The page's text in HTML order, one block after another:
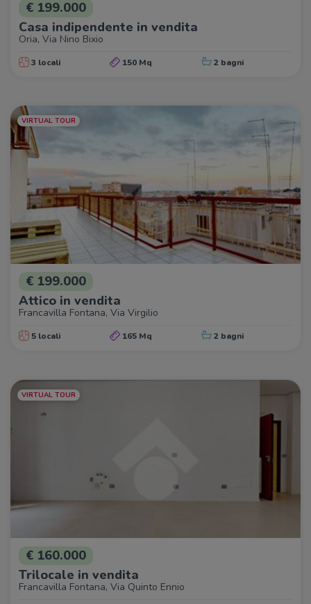
€ 199.000
Casa indipendente in vendita
Oria, Via Nino Bixio
3 locali 150 Mq 2 bagni
VIRTUAL TOUR
€ 199.000
Attico in vendita
Francavilla Fontana, Via Virgilio
5 locali 165 Mq 2 bagni
VIRTUAL TOUR
€ 160.000
Trilocale in vendita
Francavilla Fontana, Via Quinto Ennio